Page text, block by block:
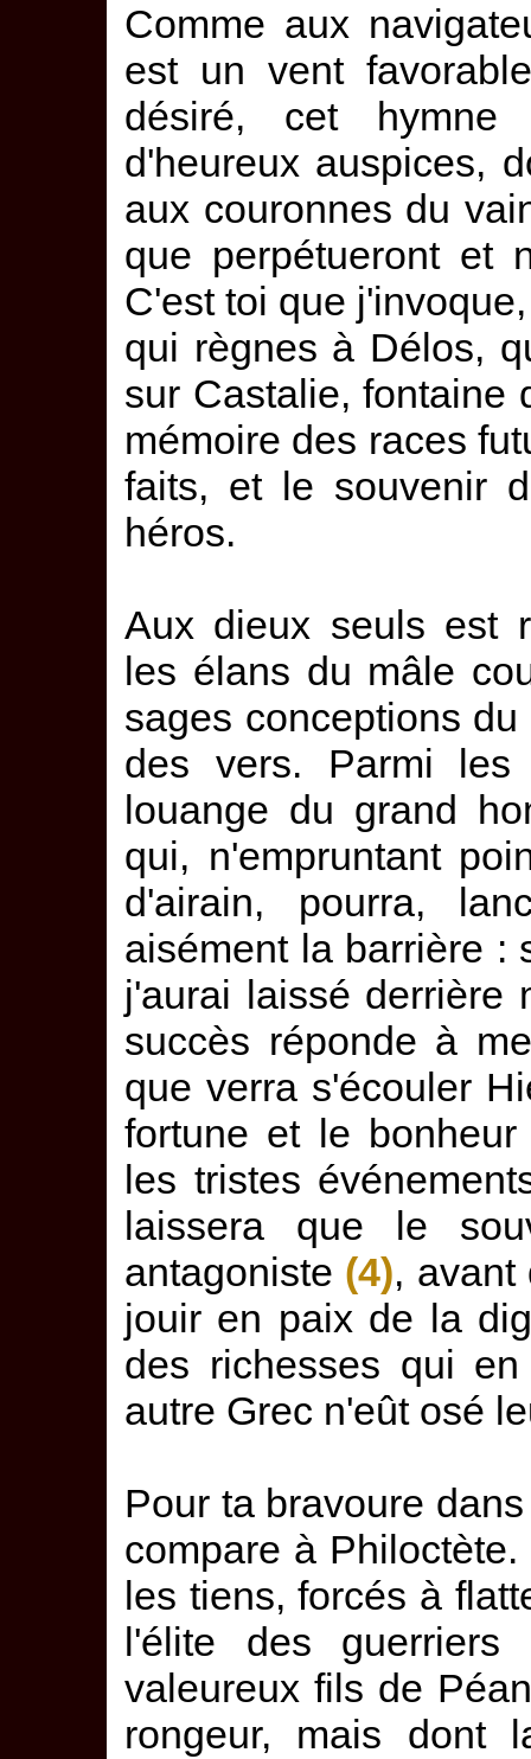
Comme aux
est un vent
désiré, cet hymne
d'heureux auspices,
aux couronnes du
que perpétueront et
C'est toi que
qui règnes à Délos,
sur Castalie, fontaine
mémoire des races
faits, et le souvenir
héros.
Aux dieux seuls est
les élans du mâle
sages conceptions
des vers. Parmi
louange du grand
qui, n'empruntant
d'airain, pourra,
aisément la barrière :
j'aurai laissé derrière
succès réponde à
que verra s'écouler
fortune et le
les tristes
laissera que le
antagoniste (4), avant
jouir en paix de la
des richesses qui
autre Grec n'eût osé
Pour ta bravoure
compare à
les tiens, forcés à
l'élite des guerriers
valeureux fils de
rongeur, mais dont